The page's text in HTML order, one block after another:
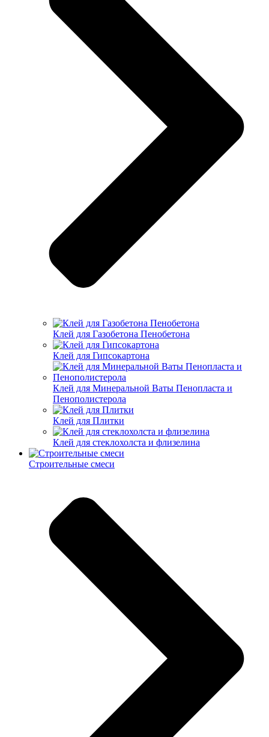
Клей для Газобетона Пенобетона
Клей для Гипсокартона
Клей для Минеральной Ваты Пенопласта и
Пенополистерола
Клей для Плитки
Клей для стеклохолста и флизелина
Строительные смеси